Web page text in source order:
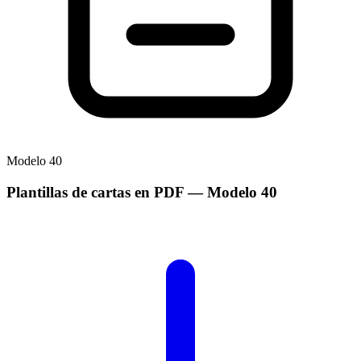
Modelo 40
Plantillas de cartas en PDF— Modelo 40